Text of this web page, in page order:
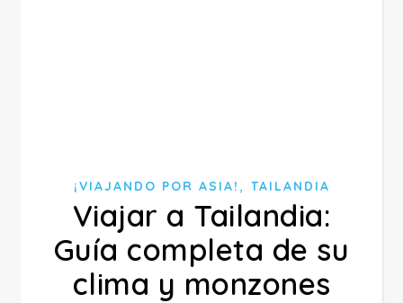
¡VIAJANDO POR ASIA! , TAILANDIA
Viajar a Tailandia:
Guía completa de su
clima y monzones